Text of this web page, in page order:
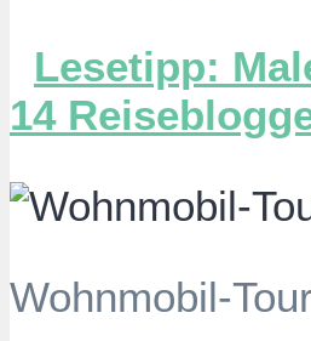
Lesetipp:
14
Wohnmobil-